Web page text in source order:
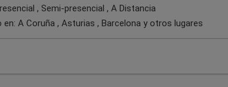
, Semi-presencial , A Distancia
en: A Coruña , Asturias , Barcelona y otros lugares